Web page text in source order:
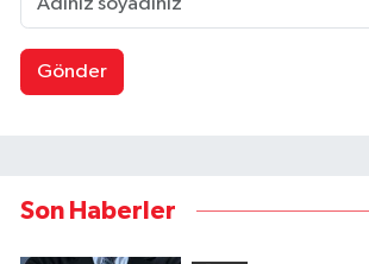
Gönder
Son Haberler